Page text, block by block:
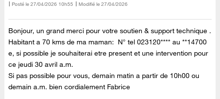
Posté le ‎27/04/2026 10h55 Modifié le 27/04/2026
Bonjour, un grand merci pour votre soutien & support technique .
Habitant a 70 kms de ma maman: N° tel 023120**** au **14700
e, si possible je souhaiterai etre present et une intervention pour
ce jeudi 30 avril a.m.
Si pas possible pour vous, demain matin a partir de 10h00 ou
demain a.m. bien cordialement Fabrice